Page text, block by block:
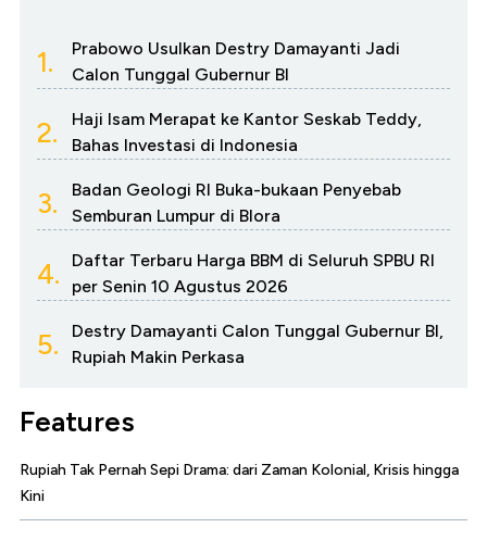
1.
Prabowo Usulkan Destry Damayanti Jadi
Calon Tunggal Gubernur BI
2.
Haji Isam Merapat ke Kantor Seskab Teddy,
Bahas Investasi di Indonesia
3.
Badan Geologi RI Buka-bukaan Penyebab
Semburan Lumpur di Blora
4.
Daftar Terbaru Harga BBM di Seluruh SPBU RI
per Senin 10 Agustus 2026
5.
Destry Damayanti Calon Tunggal Gubernur BI,
Rupiah Makin Perkasa
Features
Rupiah Tak Pernah Sepi Drama: dari Zaman Kolonial, Krisis hingga
Kini